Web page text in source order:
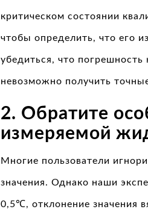
критическом состоянии
чтобы определить, что его
убедиться, что
невозможно получить
2. Обратите
измеряемой
Многие пользователи
значения. Однако наши
0,5℃, отклонение значения